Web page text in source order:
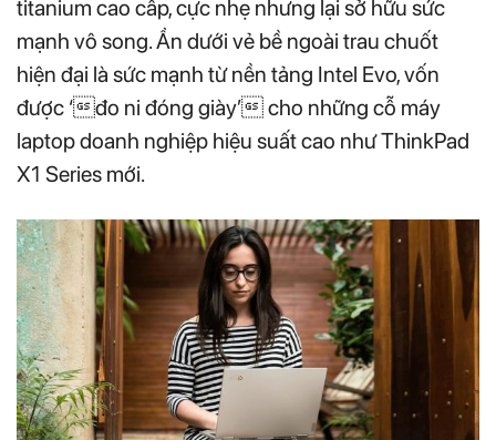
titanium cao cấp, cực nhẹ nhưng lại sở hữu sức
mạnh vô song. Ẩn dưới vẻ bề ngoài trau chuốt
hiện đại là sức mạnh từ nền tảng Intel Evo, vốn
được ‘đo ni đóng giày’ cho những cỗ máy
laptop doanh nghiệp hiệu suất cao như ThinkPad
X1 Series mới.